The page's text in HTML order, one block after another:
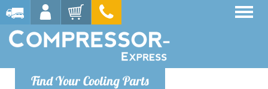
Find Your Cooling Parts